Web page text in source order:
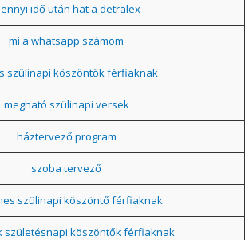
idő után hat a detralex
mi a whatsapp számom
szülinapi köszöntők férfiaknak
megható szülinapi versek
háztervező program
szoba tervező
szülinapi köszöntő férfiaknak
születésnapi köszöntők férfiaknak